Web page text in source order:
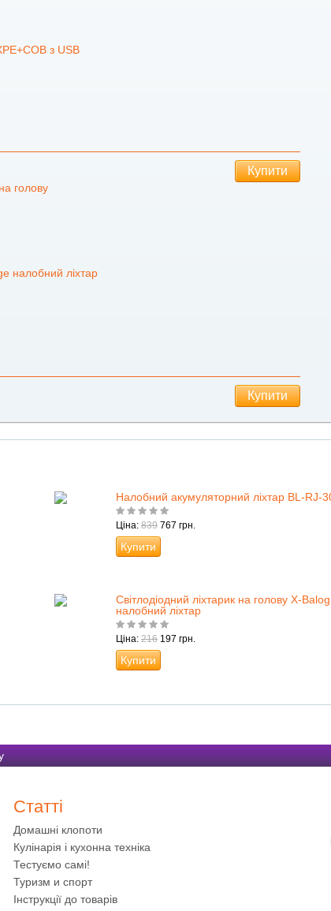
з USB
Купити
голову
налобний ліхтар
Купити
Налобний акумуляторний ліхтар BL-RJ-
Ціна: 839 767 грн.
Купити
Світлодіодний ліхтарик на голову X-
налобний ліхтар
Ціна: 216 197 грн.
Купити
Статті
Домашні клопоти
Кулінарія і кухонна техніка
Тестуємо самі!
Туризм и спорт
Інструкції до товарів